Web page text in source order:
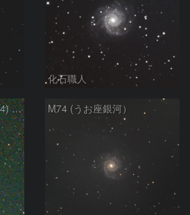
化石職人
夜空は宝石箱(うお座 M74) Seestar50 M74 (うお座銀河）